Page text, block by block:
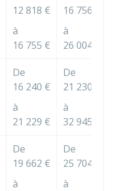
12 818 €
à
16 755 €
16 756 €
à
26 004 €
De
16 240 €
à
21 229 €
De
21 230 €
à
32 945 €
De
19 662 €
à
De
25 704 €
à